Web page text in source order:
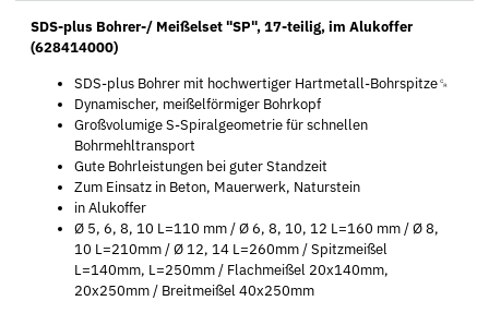
SDS-plus Bohrer-/ Meißelset "SP", 17-teilig, im Alukoffer
(628414000)
SDS-plus Bohrer mit hochwertiger Hartmetall-Bohrspitze␍
Dynamischer, meißelförmiger Bohrkopf
Großvolumige S-Spiralgeometrie für schnellen
Bohrmehltransport
Gute Bohrleistungen bei guter Standzeit
Zum Einsatz in Beton, Mauerwerk, Naturstein
in Alukoffer
Ø 5, 6, 8, 10 L=110 mm / Ø 6, 8, 10, 12 L=160 mm / Ø 8,
10 L=210mm / Ø 12, 14 L=260mm / Spitzmeißel
L=140mm, L=250mm / Flachmeißel 20x140mm,
20x250mm / Breitmeißel 40x250mm